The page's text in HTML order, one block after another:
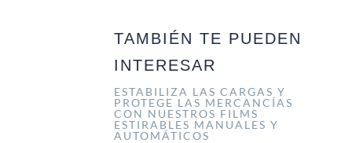
TAMBIÉN TE PUEDEN
INTERESAR
ESTABILIZA LAS CARGAS Y
PROTEGE LAS MERCANCÍAS
CON NUESTROS FILMS
ESTIRABLES MANUALES Y
AUTOMÁTICOS